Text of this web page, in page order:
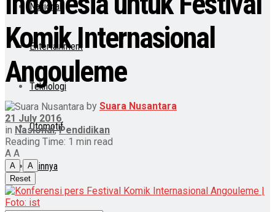
Nasional
Entertainment
Teknologi
Otomotif
Lainnya
Komik Internasional
Angouleme
by Suara Nusantara
21 July 2016
in Nasional,Pendidikan
Reading Time: 1 min read
A A
A
A
Reset